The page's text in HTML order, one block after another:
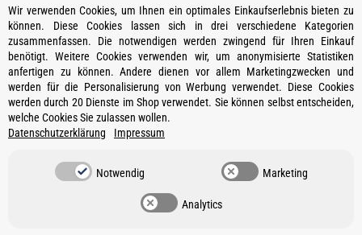
Kontakt
Öffnungszeiten
Informationen
Ein Partner von
Vertrag widerrufen
Wir verwenden Cookies, um Ihnen ein optimales Einkaufserlebnis bieten zu
können. Diese Cookies lassen sich in drei verschiedene Kategorien
zusammenfassen. Die notwendigen werden zwingend für Ihren Einkauf
benötigt. Weitere Cookies verwenden wir, um anonymisierte Statistiken
anfertigen zu können. Andere dienen vor allem Marketingzwecken und
werden für die Personalisierung von Werbung verwendet. Diese Cookies
werden durch 20 Dienste im Shop verwendet. Sie können selbst entscheiden,
welche Cookies Sie zulassen wollen.
Datenschutzerklärung Impressum
Notwendig Marketing
Analytics